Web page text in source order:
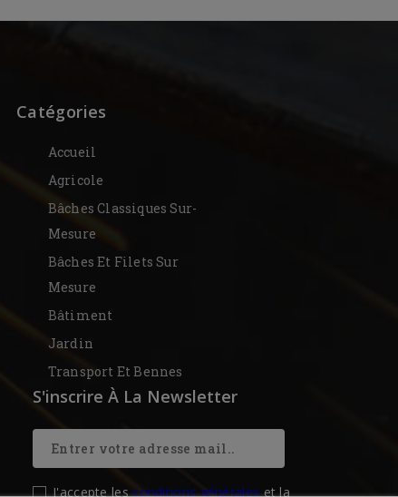
Catégories
Accueil
Agricole
Bâches Classiques Sur-
Mesure
Bâches Et Filets Sur
Mesure
Bâtiment
Jardin
Transport Et Bennes
S'inscrire À La Newsletter
J'accepte lesconditions généraleset la